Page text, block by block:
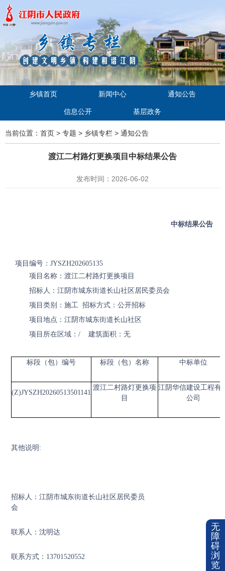
乡镇首页 新闻中心 通知公告
信息公开 基层政务
当前位置： 首页 > 专题 > 乡镇专栏 > 通知公告
渡江二村路灯更换项目中标结果公告
发布时间：2026-06-02
中标结果公告
项目编号：JYSZH202605135
项目名称：渡江二村路灯更换项目
招标人：江阴市城东街道长山社区居民委员会
项目类别：施工 招标方式：公开招标
项目地点：江阴市城东街道长山社区
项目所在区域：/ 建筑面积：无
标段（包）编号 标段（包）名称 中标单位
(Z)JYSZH20260513501141
渡江二村路灯更换项
目
江阴华信建设工程有
公司
其他说明:
招标人：江阴市城东街道长山社区居民委员
会
联系人：沈明达
联系方式：13701520552
无
障
碍
浏
览